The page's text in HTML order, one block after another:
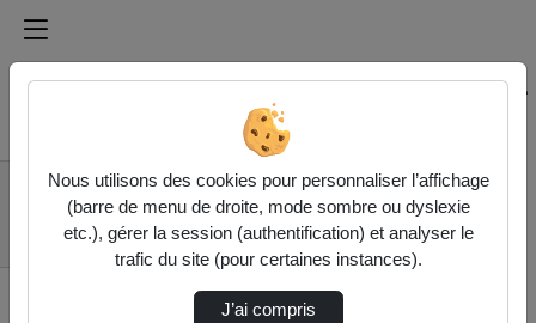
Médiathèque de l'université Paris
Rechercher un média sur Médiathèque de l'université
Accueil
DDL - Département
des langues
Visite Étudiants Pe
Nous utilisons des cookies pour personnaliser l’affichage
(barre de menu de droite, mode sombre ou dyslexie
etc.), gérer la session (authentification) et analyser le
trafic du site (pour certaines instances).
J’ai compris